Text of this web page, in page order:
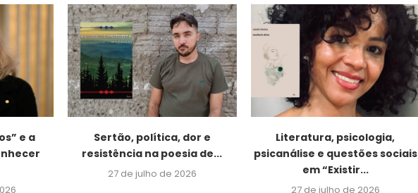
e a
Sertão, política, dor e
resistência na poesia de...
27 de julho de 2026
Literatura, psicologia,
psicanálise e questões sociais
em “Existir...
27 de julho de 2026